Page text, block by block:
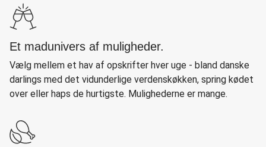
Et madunivers af muligheder.
Vælg mellem et hav af opskrifter hver uge - bland danske
darlings med det vidunderlige verdenskøkken, spring kødet
over eller haps de hurtigste. Mulighederne er mange.